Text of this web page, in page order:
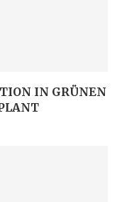
IN GRÜNEN W